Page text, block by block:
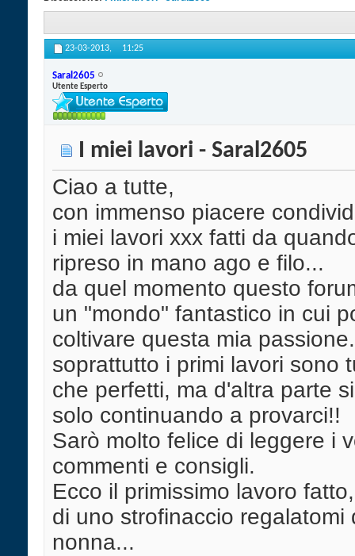
23-03-2013, 11:25
Saral2605
Utente Esperto
I miei lavori - Saral2605
Ciao a tutte,
con immenso piacere
i miei lavori xxx fatti da
ripreso in mano ago e filo...
da quel momento questo
un "mondo" fantastico in cui
coltivare questa mia
soprattutto i primi lavori sono
che perfetti, ma d'altra parte
solo continuando a provarci!!
Sarò molto felice di leggere i
commenti e consigli.
Ecco il primissimo lavoro
di uno strofinaccio regalatomi
nonna...